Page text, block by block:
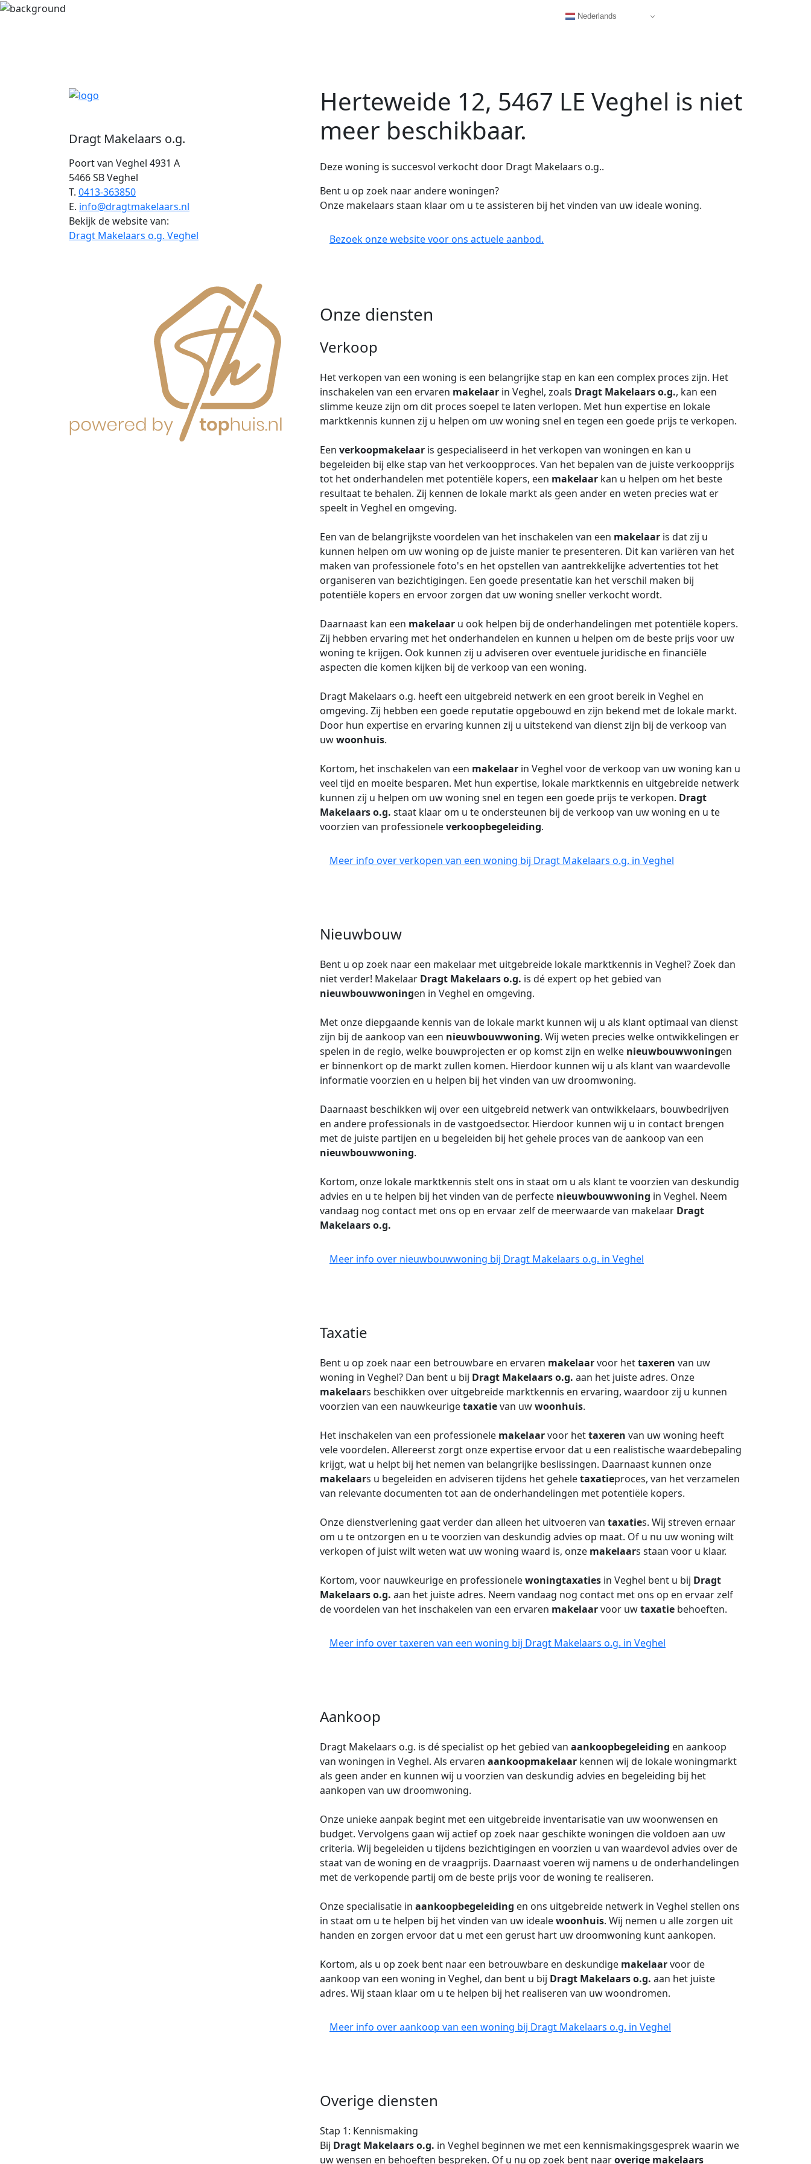
Dragt Makelaars o.g.
Poort van Veghel 4931 A
5466 SB Veghel
T. 0413-363850
E. info@dragtmakelaars.nl
Bekijk de website van:
Dragt Makelaars o.g. Veghel
Herteweide 12, 5467 LE Veghel is niet
meer beschikbaar.
Deze woning is succesvol verkocht door Dragt Makelaars o.g..
Bent u op zoek naar andere woningen?
Onze makelaars staan klaar om u te assisteren bij het vinden van uw ideale woning.
Bezoek onze website voor ons actuele aanbod.
Onze diensten
Verkoop
Het verkopen van een woning is een belangrijke stap en kan een complex proces zijn. Het
inschakelen van een ervaren makelaar in Veghel, zoals Dragt Makelaars o.g., kan een
slimme keuze zijn om dit proces soepel te laten verlopen. Met hun expertise en lokale
marktkennis kunnen zij u helpen om uw woning snel en tegen een goede prijs te verkopen.
Een verkoopmakelaar is gespecialiseerd in het verkopen van woningen en kan u
begeleiden bij elke stap van het verkoopproces. Van het bepalen van de juiste verkoopprijs
tot het onderhandelen met potentiële kopers, een makelaar kan u helpen om het beste
resultaat te behalen. Zij kennen de lokale markt als geen ander en weten precies wat er
speelt in Veghel en omgeving.
Een van de belangrijkste voordelen van het inschakelen van een makelaar is dat zij u
kunnen helpen om uw woning op de juiste manier te presenteren. Dit kan variëren van het
maken van professionele foto's en het opstellen van aantrekkelijke advertenties tot het
organiseren van bezichtigingen. Een goede presentatie kan het verschil maken bij
potentiële kopers en ervoor zorgen dat uw woning sneller verkocht wordt.
Daarnaast kan een makelaar u ook helpen bij de onderhandelingen met potentiële kopers.
Zij hebben ervaring met het onderhandelen en kunnen u helpen om de beste prijs voor uw
woning te krijgen. Ook kunnen zij u adviseren over eventuele juridische en financiële
aspecten die komen kijken bij de verkoop van een woning.
Dragt Makelaars o.g. heeft een uitgebreid netwerk en een groot bereik in Veghel en
omgeving. Zij hebben een goede reputatie opgebouwd en zijn bekend met de lokale markt.
Door hun expertise en ervaring kunnen zij u uitstekend van dienst zijn bij de verkoop van
uwwoonhuis.
Kortom, het inschakelen van een makelaar in Veghel voor de verkoop van uw woning kan u
veel tijd en moeite besparen. Met hun expertise, lokale marktkennis en uitgebreide netwerk
kunnen zij u helpen om uw woning snel en tegen een goede prijs te verkopen. Dragt
Makelaars o.g. staat klaar om u te ondersteunen bij de verkoop van uw woning en u te
voorzien van professioneleverkoopbegeleiding.
Meer info over verkopen van een woning bij Dragt Makelaars o.g. in Veghel
Nieuwbouw
Bent u op zoek naar een makelaar met uitgebreide lokale marktkennis in Veghel? Zoek dan
niet verder! Makelaar Dragt Makelaars o.g. is dé expert op het gebied van
nieuwbouwwoningen in Veghel en omgeving.
Met onze diepgaande kennis van de lokale markt kunnen wij u als klant optimaal van dienst
zijn bij de aankoop van een nieuwbouwwoning. Wij weten precies welke ontwikkelingen er
spelen in de regio, welke bouwprojecten er op komst zijn en welke nieuwbouwwoningen
er binnenkort op de markt zullen komen. Hierdoor kunnen wij u als klant van waardevolle
informatie voorzien en u helpen bij het vinden van uw droomwoning.
Daarnaast beschikken wij over een uitgebreid netwerk van ontwikkelaars, bouwbedrijven
en andere professionals in de vastgoedsector. Hierdoor kunnen wij u in contact brengen
met de juiste partijen en u begeleiden bij het gehele proces van de aankoop van een
nieuwbouwwoning.
Kortom, onze lokale marktkennis stelt ons in staat om u als klant te voorzien van deskundig
advies en u te helpen bij het vinden van de perfecte nieuwbouwwoning in Veghel. Neem
vandaag nog contact met ons op en ervaar zelf de meerwaarde van makelaar Dragt
Makelaars o.g.
Meer info over nieuwbouwwoning bij Dragt Makelaars o.g. in Veghel
Taxatie
Bent u op zoek naar een betrouwbare en ervaren makelaarvoor hettaxeren van uw
woning in Veghel? Dan bent u bij Dragt Makelaars o.g. aan het juiste adres. Onze
makelaars beschikken over uitgebreide marktkennis en ervaring, waardoor zij u kunnen
voorzien van een nauwkeurigetaxatievan uwwoonhuis.
Het inschakelen van een professionele makelaarvoor hettaxeren van uw woning heeft
vele voordelen. Allereerst zorgt onze expertise ervoor dat u een realistische waardebepaling
krijgt, wat u helpt bij het nemen van belangrijke beslissingen. Daarnaast kunnen onze
makelaars u begeleiden en adviseren tijdens het geheletaxatieproces, van het verzamelen
van relevante documenten tot aan de onderhandelingen met potentiële kopers.
Onze dienstverlening gaat verder dan alleen het uitvoeren van taxaties. Wij streven ernaar
om u te ontzorgen en u te voorzien van deskundig advies op maat. Of u nu uw woning wilt
verkopen of juist wilt weten wat uw woning waard is, onze makelaars staan voor u klaar.
Kortom, voor nauwkeurige en professionelewoningtaxaties in Veghel bent u bij Dragt
Makelaars o.g. aan het juiste adres. Neem vandaag nog contact met ons op en ervaar zelf
de voordelen van het inschakelen van een ervaren makelaarvoor uwtaxatie behoeften.
Meer info over taxeren van een woning bij Dragt Makelaars o.g. in Veghel
Aankoop
Dragt Makelaars o.g. is dé specialist op het gebied van aankoopbegeleiding en aankoop
van woningen in Veghel. Als ervaren aankoopmakelaar kennen wij de lokale woningmarkt
als geen ander en kunnen wij u voorzien van deskundig advies en begeleiding bij het
aankopen van uw droomwoning.
Onze unieke aanpak begint met een uitgebreide inventarisatie van uw woonwensen en
budget. Vervolgens gaan wij actief op zoek naar geschikte woningen die voldoen aan uw
criteria. Wij begeleiden u tijdens bezichtigingen en voorzien u van waardevol advies over de
staat van de woning en de vraagprijs. Daarnaast voeren wij namens u de onderhandelingen
met de verkopende partij om de beste prijs voor de woning te realiseren.
Onze specialisatie in aankoopbegeleiding en ons uitgebreide netwerk in Veghel stellen ons
in staat om u te helpen bij het vinden van uw idealewoonhuis. Wij nemen u alle zorgen uit
handen en zorgen ervoor dat u met een gerust hart uw droomwoning kunt aankopen.
Kortom, als u op zoek bent naar een betrouwbare en deskundige makelaarvoor de
aankoop van een woning in Veghel, dan bent u bij Dragt Makelaars o.g. aan het juiste
adres. Wij staan klaar om u te helpen bij het realiseren van uw woondromen.
Meer info over aankoop van een woning bij Dragt Makelaars o.g. in Veghel
Overige diensten
Stap 1: Kennismaking
Bij Dragt Makelaars o.g. in Veghel beginnen we met een kennismakingsgesprek waarin we
uw wensen en behoeften bespreken. Of u nu op zoek bent naaroverige makelaars
Nederlands